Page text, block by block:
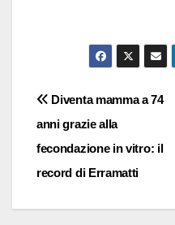
Navigazione
articoli
Diventa mamma a 74
anni grazie alla
fecondazione in vitro: il
record di Erramatti